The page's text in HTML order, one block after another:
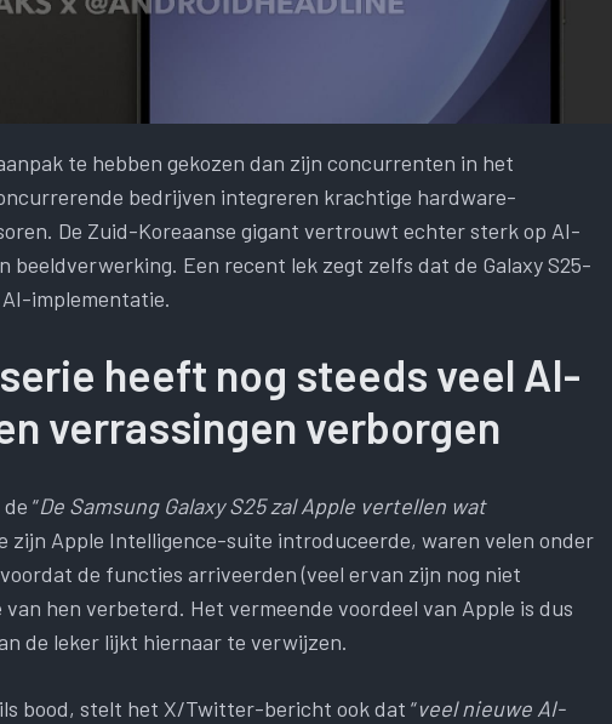
te hebben gekozen dan zijn concurrenten in het
bedrijven integreren krachtige hardware-
De Zuid-Koreaanse gigant vertrouwt echter sterk op AI-
beeldverwerking. Een recent lek zegt zelfs dat de Galaxy S25-
implementatie.
heeft nog steeds veel AI-
verrassingen verborgen
“De Samsung Galaxy S25 zal Apple vertellen wat
zijn Apple Intelligence-suite introduceerde, waren velen onder
de functies arriveerden (veel ervan zijn nog niet
hen verbeterd. Het vermeende voordeel van Apple is dus
de leker lijkt hiernaar te verwijzen.
bood, stelt het X/Twitter-bericht ook dat “veel nieuwe AI-